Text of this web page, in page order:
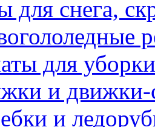
для снега,
для
и движки-
и